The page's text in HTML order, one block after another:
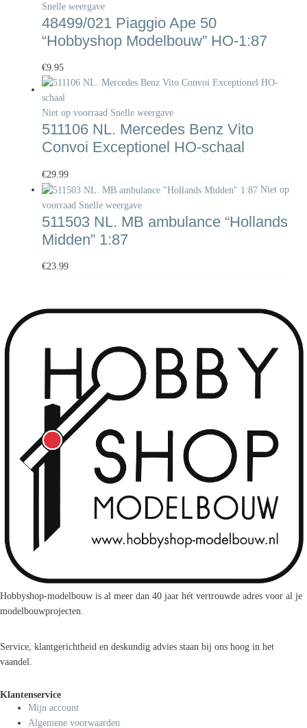
Snelle weergave
48499/021 Piaggio Ape 50
“Hobbyshop Modelbouw” HO-1:87
€9.95
Niet op voorraad Snelle weergave
511106 NL. Mercedes Benz Vito
Convoi Exceptionel HO-schaal
€29.99
Niet op
voorraad Snelle weergave
511503 NL. MB ambulance “Hollands
Midden” 1:87
€23.99
Hobbyshop-modelbouw is al meer dan 40 jaar hét vertrouwde adres voor al je
modelbouwprojecten.
Service, klantgerichtheid en deskundig advies staan bij ons hoog in het
vaandel.
Klantenservice
Mijn account
Algemene voorwaarden